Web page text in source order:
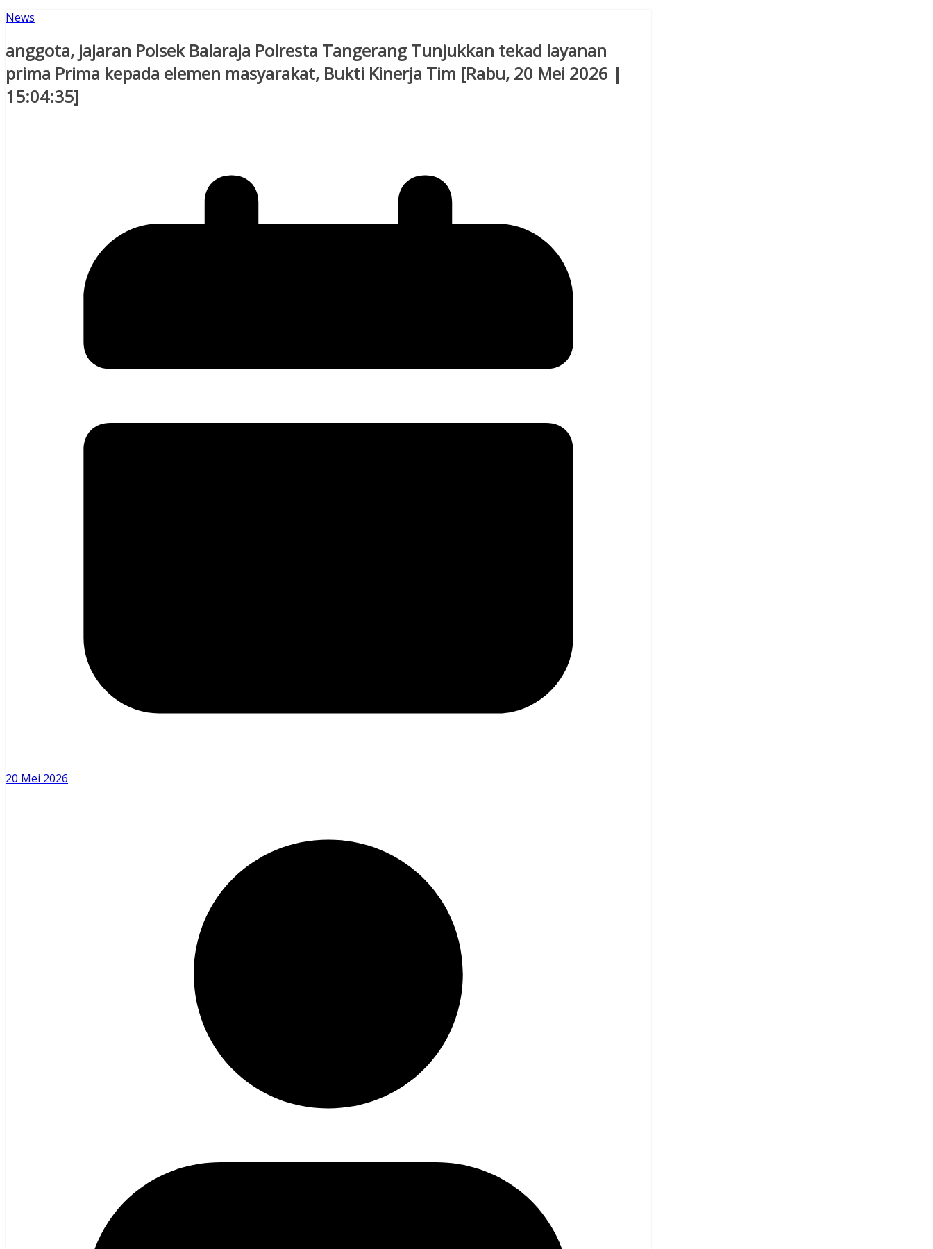
News
anggota, jajaran Polsek Balaraja Polresta Tangerang Tunjukkan tekad layanan
prima Prima kepada elemen masyarakat, Bukti Kinerja Tim [Rabu, 20 Mei 2026 |
15:04:35]
20 Mei 2026